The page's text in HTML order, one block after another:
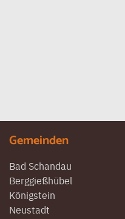
Gemeinden
Bad Schandau
Berggießhübel
Königstein
Neustadt